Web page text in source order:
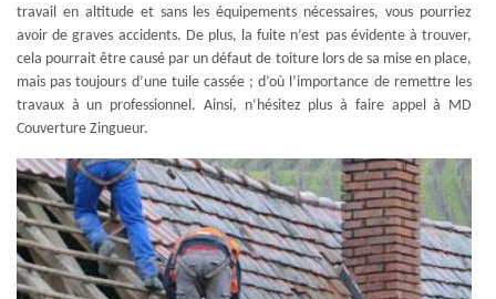
travail en altitude et sans les équipements nécessaires, vous pourriez
avoir de graves accidents. De plus, la fuite n’est pas évidente à trouver,
cela pourrait être causé par un défaut de toiture lors de sa mise en place,
mais pas toujours d’une tuile cassée ; d’où l’importance de remettre les
travaux à un professionnel. Ainsi, n’hésitez plus à faire appel à MD
Couverture Zingueur.